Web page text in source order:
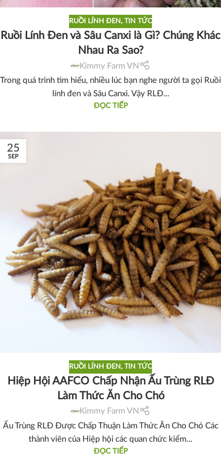
RUỒI LÍNH ĐEN, TIN TỨC
Ruồi Lính Đen và Sâu Canxi là Gì? Chúng Khác
Nhau Ra Sao?
Kimmy Farm VN
Trong quá trinh tìm hiểu, nhiều lúc bạn nghe người ta gọi Ruồi
lính đen và Sâu Canxi. Vậy RLĐ...
ĐỌC TIẾP
25
SEP
RUỒI LÍNH ĐEN, TIN TỨC
Hiệp Hội AAFCO Chấp Nhận Ấu Trùng RLĐ
Làm Thức Ăn Cho Chó
Kimmy Farm VN
Ấu Trùng RLĐ Được Chấp Thuận Làm Thức Ăn Cho Chó Các
thành viên của Hiệp hội các quan chức kiểm...
ĐỌC TIẾP